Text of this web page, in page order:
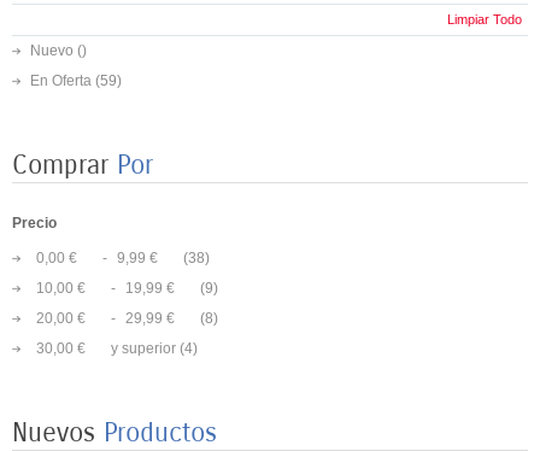
Limpiar Todo
Nuevo ()
En Oferta (59)
Comprar Por
Precio
0,00 € - 9,99 €
(38)
10,00 €
- 19,99 €
(9)
20,00 €
- 29,99 €
(8)
30,00 €
y superior (4)
Nuevos Productos
8 PLATOS MARIPOSAS COLORES 23CM